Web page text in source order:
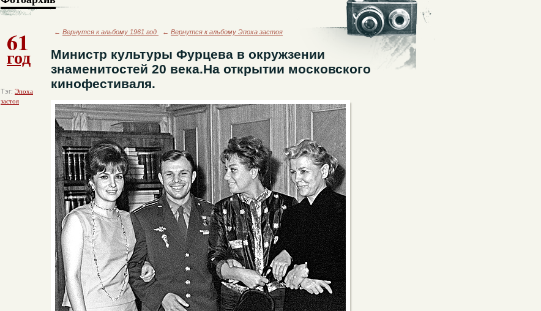
61
год
Тэг: Эпоха
застоя
← Вернутся к альбому 1961 год ← Вернутся к альбому Эпоха застоя
Министр культуры Фурцева в окружзении
знаменитостей 20 века.На открытии московского
кинофестиваля.